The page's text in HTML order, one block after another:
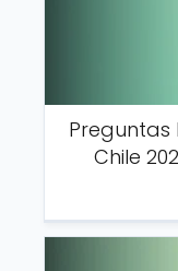
Preguntas
Chile